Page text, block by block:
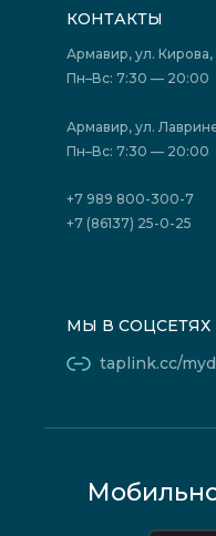
Лицензии
Фотогалерея
Политика
Акции
Подготовка к
Акции
Отзывы
Юридическим
КОНТАКТЫ
Армавир, ул. Кирова,
Пн–Вс: 7:30 — 20:00
Армавир, ул.
Пн–Вс: 7:30 — 20:00
+7 989 800-300-7
+7 (86137) 25-0-25
МЫ В СОЦСЕТЯХ
taplink.cc/